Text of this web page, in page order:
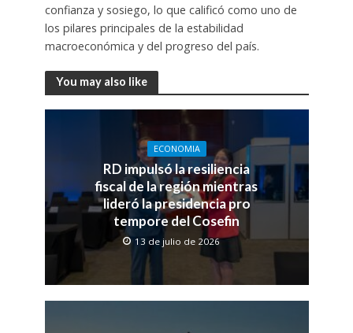
confianza y sosiego, lo que calificó como uno de
los pilares principales de la estabilidad
macroeconómica y del progreso del país.
You may also like
ECONOMIA
RD impulsó la resiliencia
fiscal de la región mientras
lideró la presidencia pro
tempore del Cosefin
13 de julio de 2026